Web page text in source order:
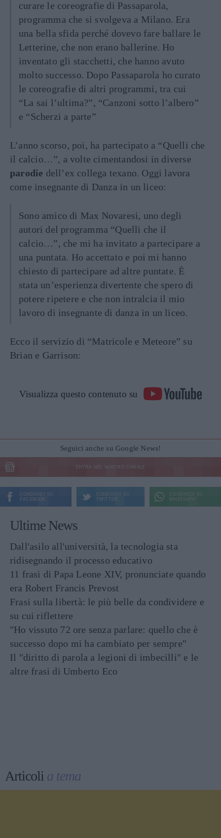
curare le coreografie di Passaparola,
programma che si svolgeva a Milano. Era
una bella sfida perché dovevo fare ballare le
Letterine, che non erano ballerine. Ho
inventato gli stacchetti, che hanno avuto
molto successo. Dopo Passaparola ho curato
le coreografie di altri programmi, tra cui
“La sai l’ultima?”, “Canzoni sotto l’albero”
e “Scherzi a parte”
L’anno scorso, poi, ha partecipato a “Quelli che
il calcio…”, a volte cimentandosi in diverse
parodie dell’ex collega texano. Oggi lavora
come insegnante di Danza in un liceo:
Sono amico di Max Novaresi, uno degli
autori del programma “Quelli che il
calcio…”, che mi ha invitato a partecipare a
una puntata. Ho accettato e poi mi hanno
chiesto di partecipare ad altre puntate. È
stata un’esperienza divertente che spero di
potere ripetere e che non intralcia il mio
lavoro di insegnante di danza in un liceo.
Ecco il servizio di “Matricole e Meteore” su
Brian e Garrison:
Visualizza questo contenuto su
Seguici anche su Google News!
ENTRA NEL NOSTRO CANALE
CONDIVIDI SU
FACEBOOK
CONDIVIDI SU
TWITTER
CONDIVIDI SU
WHATSAPP
Ultime News
Dall'asilo all'università, la tecnologia sta
ridisegnando il processo educativo
11 frasi di Papa Leone XIV, pronunciate quando
era Robert Francis Prevost
Frasi sulla libertà: le più belle da condividere e
su cui riflettere
"Ho vissuto 72 ore senza parlare: quello che è
successo dopo mi ha cambiato per sempre"
Il "diritto di parola a legioni di imbecilli" e le
altre frasi di Umberto Eco
Articoli a tema